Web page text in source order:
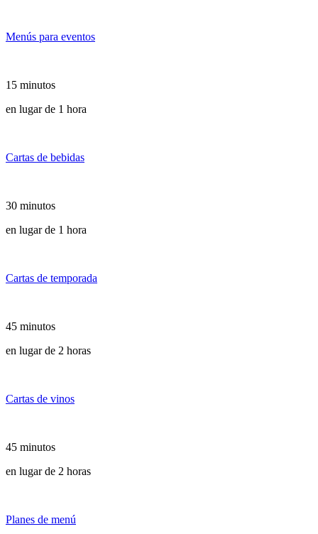
Menús para eventos
15 minutos
en lugar de 1 hora
Cartas de bebidas
30 minutos
en lugar de 1 hora
Cartas de temporada
45 minutos
en lugar de 2 horas
Cartas de vinos
45 minutos
en lugar de 2 horas
Planes de menú